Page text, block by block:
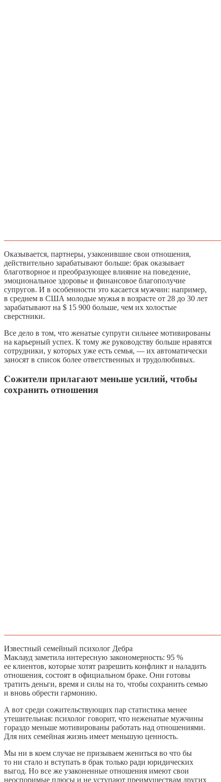
Оказывается, партнеры, узаконившие свои отношения,
действительно зарабатывают больше: брак оказывает
благотворное и преобразующее влияние на поведение,
эмоциональное здоровье и финансовое благополучие
супругов. И в особенности это касается мужчин: например,
в среднем в США молодые мужья в возрасте от 28 до 30 лет
зарабатывают на $ 15 900 больше, чем их холостые
сверстники.
Все дело в том, что женатые супруги сильнее мотивированы
на карьерный успех. К тому же руководству больше нравятся
сотрудники, у которых уже есть семья, — их автоматически
заносят в список более ответственных и трудолюбивых.
Сожители прилагают меньше усилий, чтобы
сохранить отношения
Известный семейный психолог Дебра
Маклауд заметила интересную закономерность: 95 %
ее клиентов, которые хотят разрешить конфликт и наладить
отношения, состоят в официальном браке. Они готовы
тратить деньги, время и силы на то, чтобы сохранить семью
и вновь обрести гармонию.
А вот среди сожительствующих пар статистика менее
утешительная: психолог говорит, что неженатые мужчины
гораздо меньше мотивированы работать над отношениями.
Для них семейная жизнь имеет меньшую ценность.
Мы ни в коем случае не призываем жениться во что бы
то ни стало и вступать в брак только ради юридических
выгод. Но все же узаконенные отношения имеют свои
неоспоримые плюсы и не уступают преимуществам других